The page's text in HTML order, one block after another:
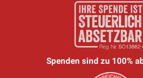
Spenden sind zu 100%